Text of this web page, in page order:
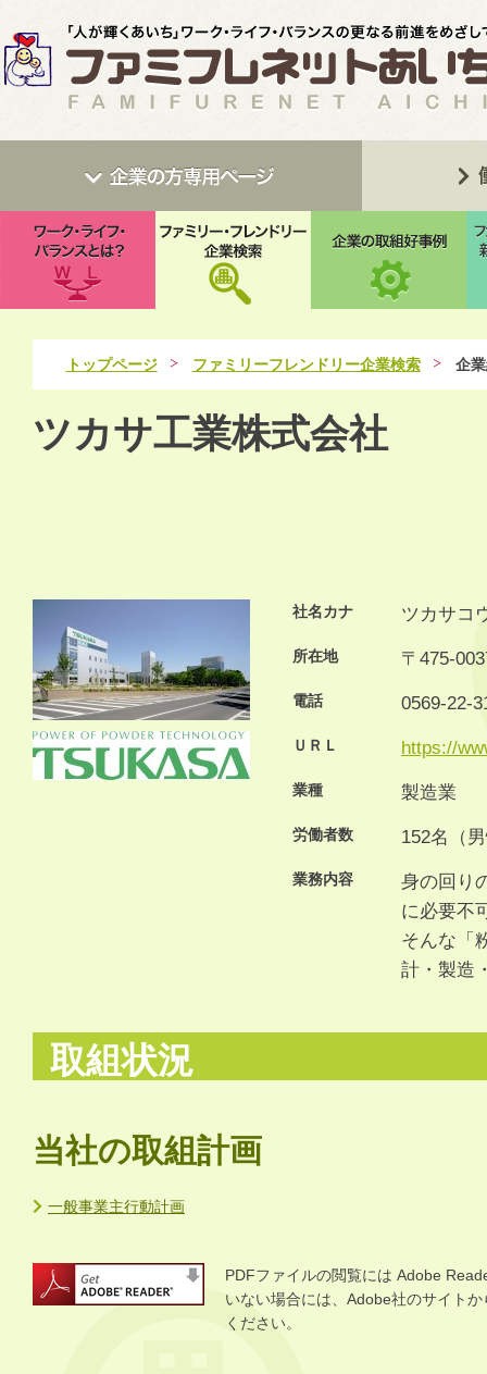
トップページ ファミリーフレンドリー企業検索 企
ツカサ工業株式会社
社名カナ ツカサコ
所在地 〒475-
電話 0569-22-
ＵＲＬ https://
業種 製造業
労働者数 152名（
業務内容
身の回り
に必要不
そんな「
計・製造
取組状況
当社の取組計画
一般事業主行動計画
PDFファイルの閲覧には Adobe
いない場合には、Adobe社のサイト
ください。